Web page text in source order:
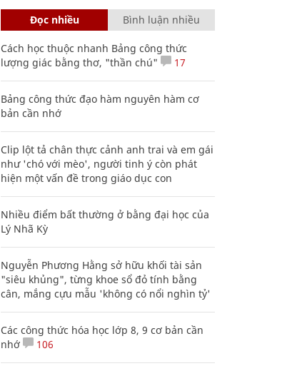
Đọc nhiều Bình luận nhiều
Cách học thuộc nhanh Bảng công thức
lượng giác bằng thơ, "thần chú"
17
Bảng công thức đạo hàm nguyên hàm cơ
bản cần nhớ
Clip lột tả chân thực cảnh anh trai và em gái
như 'chó với mèo', người tinh ý còn phát
hiện một vấn đề trong giáo dục con
Nhiều điểm bất thường ở bằng đại học của
Lý Nhã Kỳ
Nguyễn Phương Hằng sở hữu khối tài sản
"siêu khủng", từng khoe sổ đỏ tính bằng
cân, mắng cựu mẫu 'không có nổi nghìn tỷ'
Các công thức hóa học lớp 8, 9 cơ bản cần
nhớ
106